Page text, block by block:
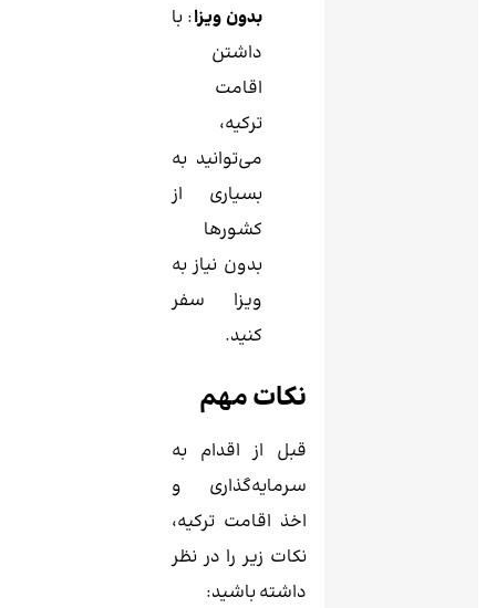
بدون ویزا: با
داشتن
اقامت
ترکیه،
می‌توانید به
بسیاری از
کشورها
بدون نیاز به
ویزا سفر
کنید.
نکات مهم
قبل از اقدام به
سرمایه‌گذاری و
اخذ اقامت ترکیه،
نکات زیر را در نظر
داشته باشید: